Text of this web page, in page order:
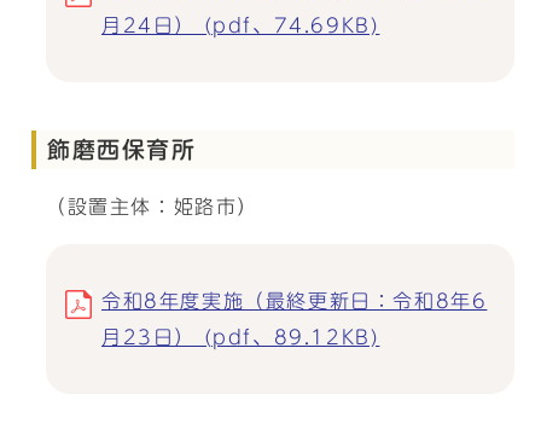
月24日） (pdf、74.69KB)
飾磨西保育所
（設置主体：姫路市）
令和8年度実施（最終更新日：令和8年6
月23日） (pdf、89.12KB)